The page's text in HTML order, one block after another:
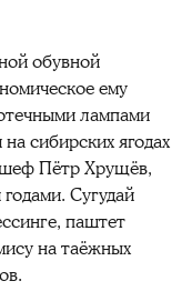
обувной
ему
лампами
сибирских ягодах
шеф Пётр Хрущёв,
Сугудай
паштет
на таёжных